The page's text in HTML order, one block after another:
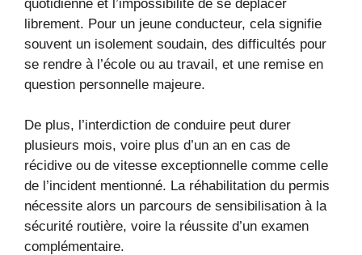
quotidienne et l’impossibilité de se déplacer
librement. Pour un jeune conducteur, cela signifie
souvent un isolement soudain, des difficultés pour
se rendre à l’école ou au travail, et une remise en
question personnelle majeure.
De plus, l’interdiction de conduire peut durer
plusieurs mois, voire plus d’un an en cas de
récidive ou de vitesse exceptionnelle comme celle
de l’incident mentionné. La réhabilitation du permis
nécessite alors un parcours de sensibilisation à la
sécurité routière, voire la réussite d’un examen
complémentaire.